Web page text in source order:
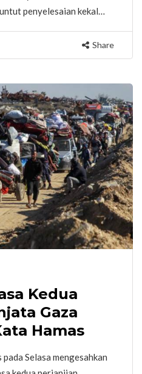
penyelesaian kekal…
Share
Kedua
Gaza
Hamas
Selasa mengesahkan